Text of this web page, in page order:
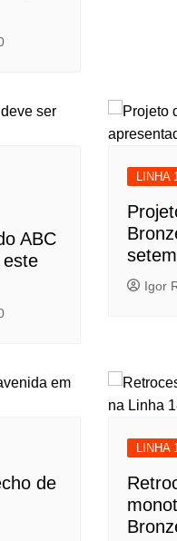
ABC
LINHA
Igor
de
LINHA